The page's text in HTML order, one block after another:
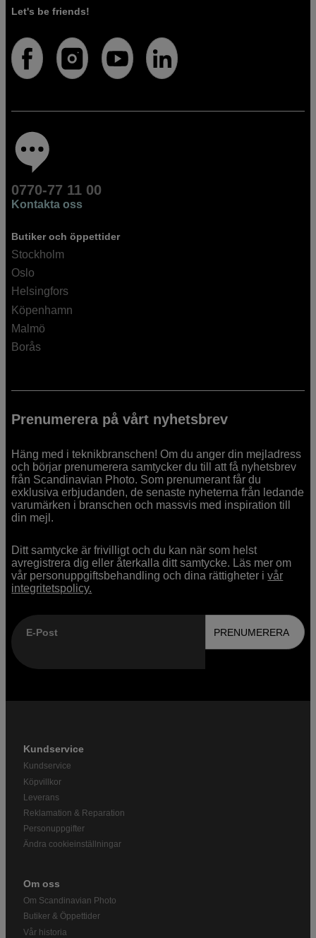
Let's be friends!
0770-77 11 00
Kontakta oss
Butiker och öppettider
Stockholm
Oslo
Helsingfors
Köpenhamn
Malmö
Borås
Prenumerera på vårt nyhetsbrev
Häng med i teknikbranschen! Om du anger din mejladress
och börjar prenumerera samtycker du till att få nyhetsbrev
från Scandinavian Photo. Som prenumerant får du
exklusiva erbjudanden, de senaste nyheterna från ledande
varumärken i branschen och massvis med inspiration till
din mejl.
Ditt samtycke är frivilligt och du kan när som helst
avregistrera dig eller återkalla ditt samtycke. Läs mer om
vår personuppgiftsbehandling och dina rättigheter ivår
integritetspolicy.
E-Post PRENUMERERA
Kundservice
Kundservice
Köpvillkor
Leverans
Reklamation & Reparation
Personuppgifter
Ändra cookieinställningar
Om oss
Om Scandinavian Photo
Butiker & Öppettider
Vår historia